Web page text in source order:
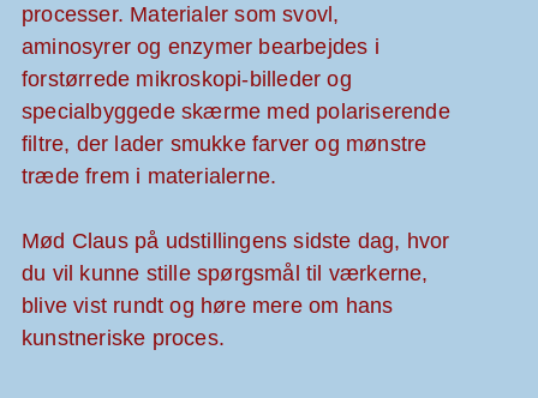
processer. Materialer som svovl,
aminosyrer og enzymer bearbejdes i
forstørrede mikroskopi-billeder og
specialbyggede skærme med polariserende
filtre, der lader smukke farver og mønstre
træde frem i materialerne.
Mød Claus på udstillingens sidste dag, hvor
du vil kunne stille spørgsmål til værkerne,
blive vist rundt og høre mere om hans
kunstneriske proces.